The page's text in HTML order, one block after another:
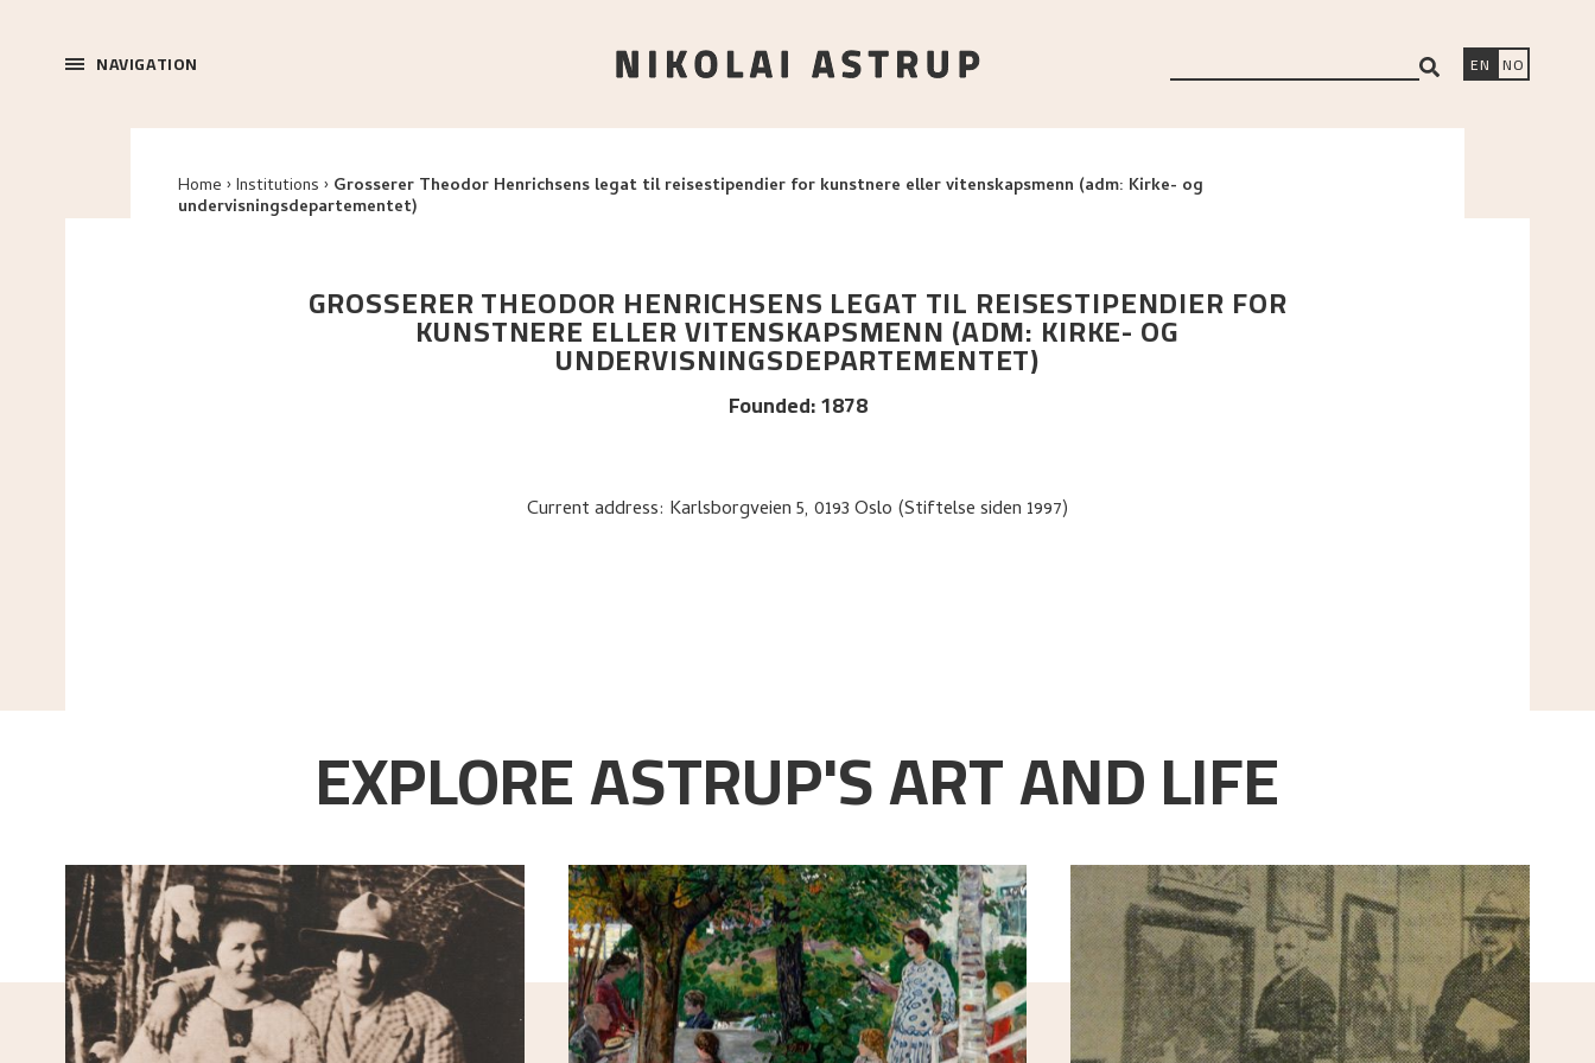
NAVIGATION EN NO
Home Institutions Grosserer Theodor Henrichsens legat til reisestipendier for kunstnere eller vitenskapsmenn (adm: Kirke- og
undervisningsdepartementet)
GROSSERER THEODOR HENRICHSENS LEGAT TIL REISESTIPENDIER FOR
KUNSTNERE ELLER VITENSKAPSMENN (ADM: KIRKE- OG
UNDERVISNINGSDEPARTEMENTET)
Founded:1878
Current address: Karlsborgveien 5, 0193 Oslo (Stiftelse siden 1997)
EXPLORE ASTRUP'S ART AND LIFE